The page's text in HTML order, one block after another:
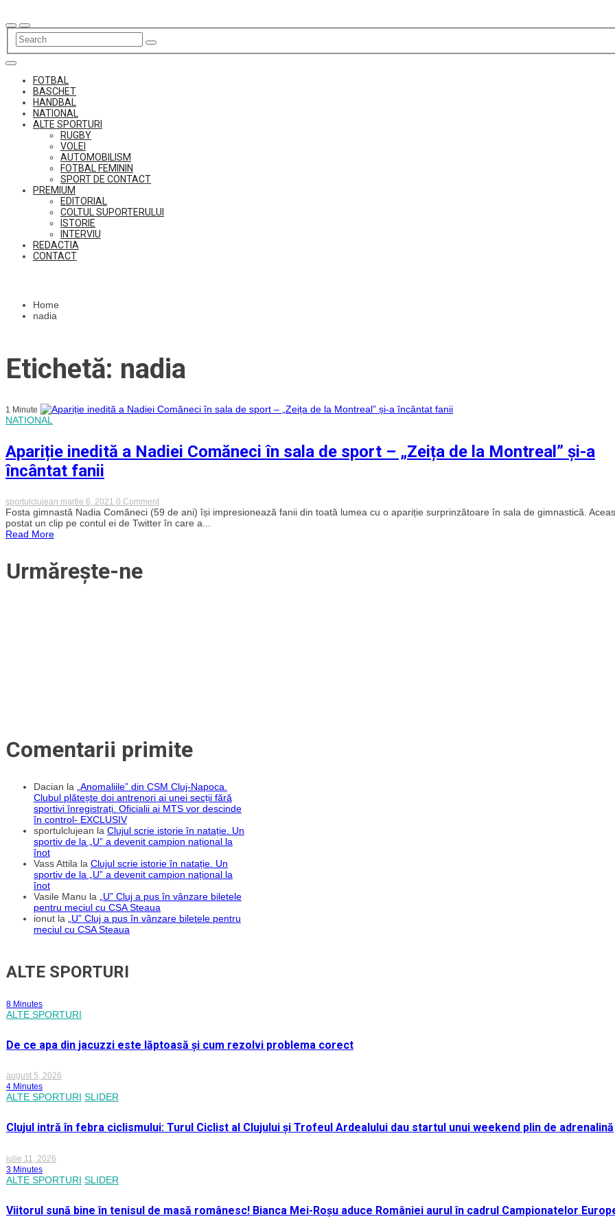
to
content
FOTBAL
BASCHET
HANDBAL
NATIONAL
ALTE SPORTURI
RUGBY
VOLEI
AUTOMOBILISM
FOTBAL FEMININ
SPORT DE CONTACT
PREMIUM
EDITORIAL
COLTUL SUPORTERULUI
ISTORIE
INTERVIU
REDACTIA
CONTACT
Home
nadia
Etichetă: nadia
1 Minute
NATIONAL
Apariție inedită a Nadiei Comăneci în sala de sport – „Zeița de la Montreal” și-a
încântat fanii
sportulclujean martie 6, 2021 0 Commenton
Apariție
inedită
a
Fosta gimnastă Nadia Comăneci (59 de ani) își impresionează fanii din toată lumea cu o apariție surprinzătoare în sala de gimnastică.
postat un clip pe contul ei de Twitter în care a...
Read More
Urmărește-ne
Comentarii primite
Dacian la
„Anomaliile” din CSM Cluj-Napoca.
Clubul plătește doi antrenori ai unei secții fără
sportivi înregistrați. Oficialii ai MTS vor descinde
în control- EXCLUSIV
sportulclujean la Clujul scrie istorie în natație. Un
sportiv de la „U” a devenit campion național la
înot
Vass Attila la Clujul scrie istorie în natație. Un
sportiv de la „U” a devenit campion național la
înot
Vasile Manu la
„U” Cluj a pus în vânzare biletele
pentru meciul cu CSA Steaua
ionut la
„U” Cluj a pus în vânzare biletele pentru
meciul cu CSA Steaua
ALTE SPORTURI
8 Minutes
ALTE SPORTURI
De ce apa din jacuzzi este lăptoasă și cum rezolvi problema corect
august 5, 2026
4 Minutes
ALTE SPORTURI SLIDER
Clujul intră în febra ciclismului: Turul Ciclist al Clujului și Trofeul Ardealului dau startul unui weekend plin de adrenalină
iulie 11, 2026
3 Minutes
ALTE SPORTURI SLIDER
Viitorul sună bine în tenisul de masă românesc! Bianca Mei-Roșu aduce României aurul în cadrul Campionatelor